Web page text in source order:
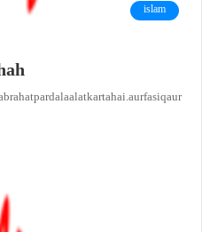
islam
par dalaalat karta hai. aur fasiq aur